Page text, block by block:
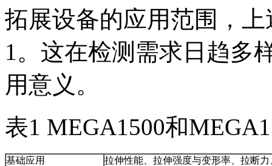
拓展设备的应用范围，
1。这在检测需求日趋多
用意义。
表1 MEGA1500和
基础应用 拉伸性能、拉伸强度与变形率、拉断